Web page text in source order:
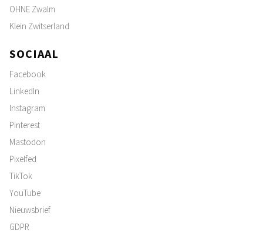
OHNE Zwalm
Klein Zwitserland
SOCIAAL
Facebook
LinkedIn
Instagram
Pinterest
Mastodon
Pixelfed
TikTok
YouTube
Nieuwsbrief
GDPR